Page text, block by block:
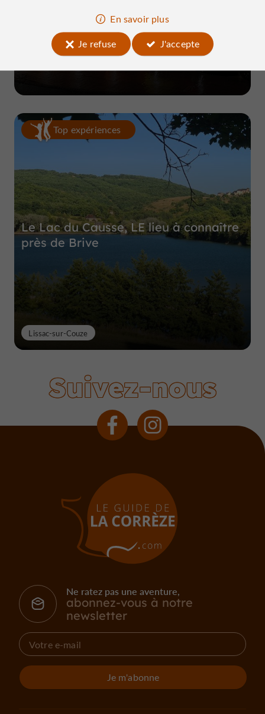
Brasserie Corrézienne
à Marcillac-la-Croze
Top expériences
Le Lac du Causse, LE lieu à connaître
près de Brive
Lissac-sur-Couze
Suivez-nous
Ne ratez pas une aventure,
abonnez-vous à notre
newsletter
Je m'abonne
En savoir plus
Je refuse
J'accepte